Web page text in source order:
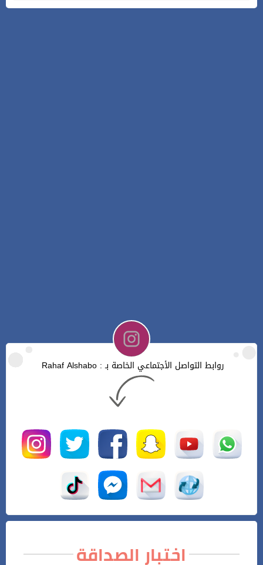
روابط التواصل الأجتماعي الخاصة بـ : Rahaf Alshabo
اختبار الصداقة